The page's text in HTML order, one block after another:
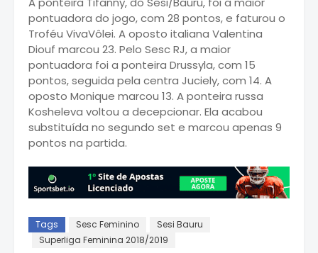
pontuadora do jogo, com 28 pontos, e faturou o
Troféu VivaVôlei. A oposto italiana Valentina
Diouf marcou 23. Pelo Sesc RJ, a maior
pontuadora foi a ponteira Drussyla, com 15
pontos, seguida pela centra Juciely, com 14. A
oposto Monique marcou 13. A ponteira russa
Kosheleva voltou a decepcionar. Ela acabou
substituída no segundo set e marcou apenas 9
pontos na partida.
Tags Sesc Feminino
Sesi Bauru
Superliga Feminina 2018/2019